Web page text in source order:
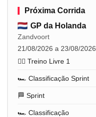
Próxima Corrida
GP da Holanda
Zandvoort
21/08/2026 a 23/08/2026
🏋️‍♂️ Treino Livre 1
🏎️ Classificação Sprint
🏁 Sprint
🏎️ Classificação